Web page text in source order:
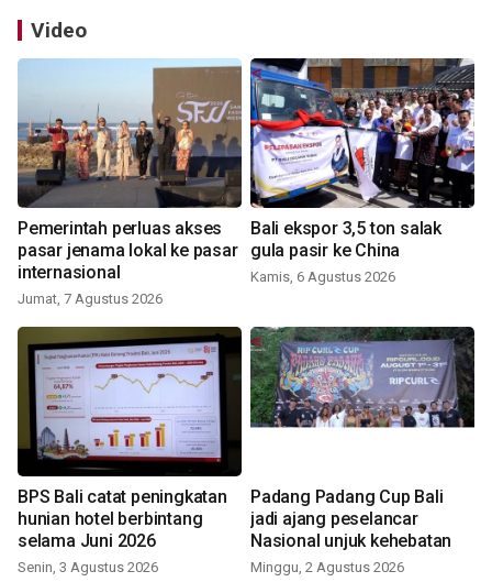
Video
Pemerintah perluas akses
pasar jenama lokal ke pasar
internasional
Jumat, 7 Agustus 2026
Bali ekspor 3,5 ton salak
gula pasir ke China
Kamis, 6 Agustus 2026
BPS Bali catat peningkatan
hunian hotel berbintang
selama Juni 2026
Senin, 3 Agustus 2026
Padang Padang Cup Bali
jadi ajang peselancar
Nasional unjuk kehebatan
Minggu, 2 Agustus 2026